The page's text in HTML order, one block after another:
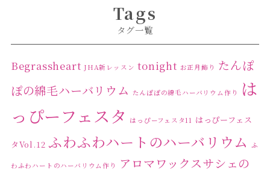
Tags
タグ一覧
Begrassheart JHA新レッスン tonight お正月飾り たんぽ
ぽの綿毛ハーバリウム たんぽぽの綿毛ハーバリウム作り
は
っぴーフェスタ
はっぴーフェスタ11 はっぴーフェス
タVol.12 ふわふわハートのハーバリウム ふ
わふわハートのハーバリウム作り
アロマワックスサシェの